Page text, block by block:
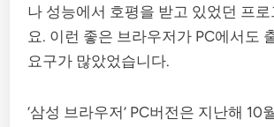
나 성능에서 호평을 받고 있었던 프
요. 이런 좋은 브라우저가 PC에서도
요구가 많았었습니다.
‘삼성 브라우저’ PC버전은 지난해 10